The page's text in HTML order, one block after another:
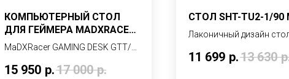
КОМПЬЮТЕРНЫЙ СТОЛ
ДЛЯ ГЕЙМЕРА MADXRACER
GAMING DESK GTT12/G
MaDXRacer GAMING DESK GTT/G
игровой компьютерный на
15 950 р.17 000 р.
СТОЛ SHT-TU2-1/
Лаконичный дизайн
любой дизайн кафе,
11 699 р.13 630